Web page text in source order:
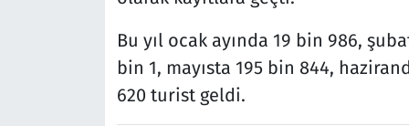
Bu yıl ocak ayında 19 bin 986,
bin 1, mayısta 195 bin 844,
620 turist geldi.